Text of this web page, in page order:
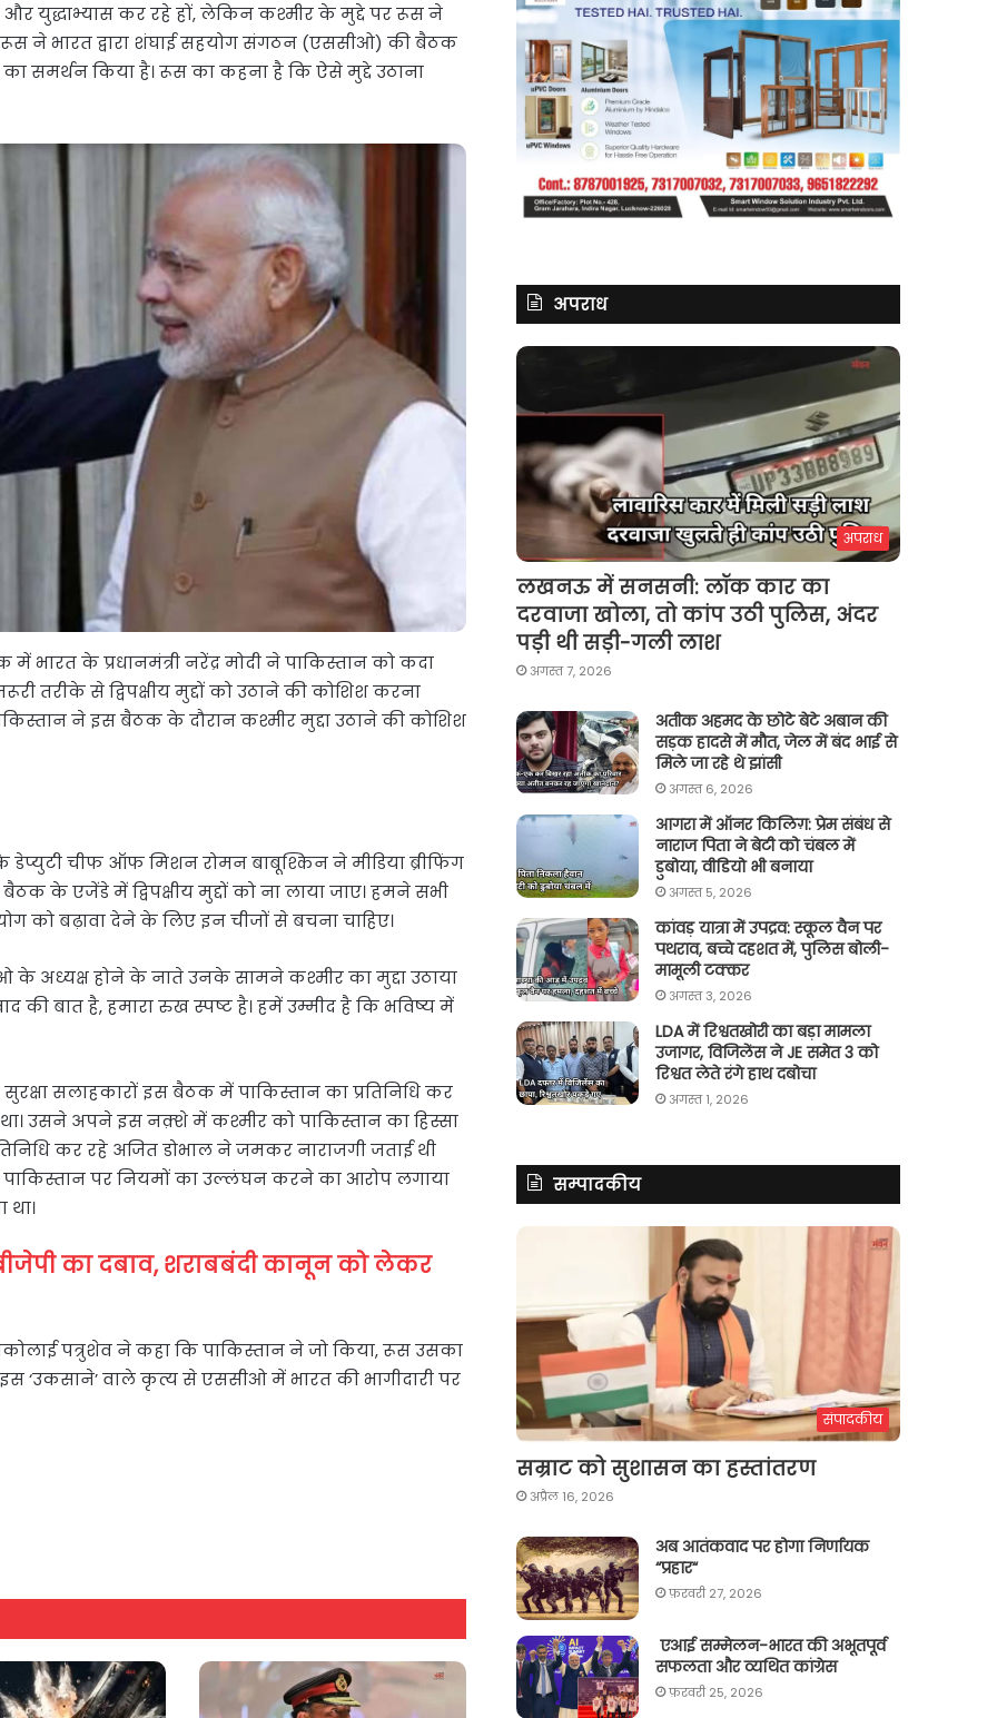
और युद्धाभ्यास कर रहे हों, लेकिन कश्मीर के मुद्दे पर रूस ने
रूस ने भारत द्वारा शंघाई सहयोग संगठन (एससीओ) की बैठक
समर्थन किया है। रूस का कहना है कि ऐसे मुद्दे उठाना
के प्रधानमंत्री नरेंद्र मोदी ने पाकिस्तान को कदा
से द्विपक्षीय मुद्दों को उठाने की कोशिश करना
ने इस बैठक के दौरान कश्मीर मुद्दा उठाने की कोशिश
चीफ ऑफ मिशन रोमन बाबूश्किन ने मीडिया ब्रीफिंग
के एजेंडे में द्विपक्षीय मुद्दों को ना लाया जाए। हमने सभी
को बढ़ावा देने के लिए इन चीजों से बचना चाहिए।
के अध्यक्ष होने के नाते उनके सामने कश्मीर का मुद्दा उठाया
की बात है, हमारा रुख स्पष्ट है। हमें उम्मीद है कि भविष्य में
सलाहकारों इस बैठक में पाकिस्तान का प्रतिनिधि कर
उसने अपने इस नक़्शे में कश्मीर को पाकिस्तान का हिस्सा
कर रहे अजित डोभाल ने जमकर नाराजगी जताई थी
पर नियमों का उल्लंघन करने का आरोप लगाया
का दबाव, शराबबंदी कानून को लेकर
पत्रुशेव ने कहा कि पाकिस्तान ने जो किया, रूस उसका
‘उकसाने’ वाले कृत्य से एससीओ में भारत की भागीदारी पर
अपराध
अपराध
लखनऊ में सनसनी: लॉक कार का
दरवाजा खोला, तो कांप उठी पुलिस, अंदर
पड़ी थी सड़ी-गली लाश
अगस्त 7, 2026
अतीक अहमद के छोटे बेटे अबान की
सड़क हादसे में मौत, जेल में बंद भाई से
मिले जा रहे थे झांसी
अगस्त 6, 2026
आगरा में ऑनर किलिग़: प्रेम संबंध से
नाराज पिता ने बेटी को चंबल में
डुबोया, वीडियो भी बनाया
अगस्त 5, 2026
कांवड़ यात्रा में उपद्रव: स्कूल वैन पर
पथराव, बच्चे दहशत में, पुलिस बोली-
मामूली टक्कर
अगस्त 3, 2026
LDA में रिश्वतखोरी का बड़ा मामला
उजागर, विजिलेंस ने JE समेत 3 को
रिश्वत लेते रंगे हाथ दबोचा
अगस्त 1, 2026
सम्पादकीय
संपादकीय
सम्राट को सुशासन का हस्तांतरण
अप्रैल 16, 2026
अब आतंकवाद पर होगा निर्णायक
“प्रहार“
फ़रवरी 27, 2026
एआई सम्मेलन-भारत की अभूतपूर्व
सफलता और व्यथित कांग्रेस
फ़रवरी 25, 2026